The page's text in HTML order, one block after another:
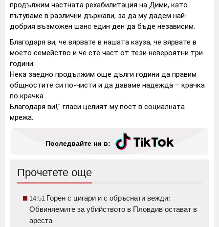
продължим частната рехабилитация на Дими, като
пътуваме в различни държави, за да му дадем най-
добрия възможен шанс един ден да бъде независим.
Благодаря ви, че вярвате в нашата кауза, че вярвате в
моето семейство и че сте част от тези невероятни три
години.
Нека заедно продължим още дълги години да правим
общностите си по-чисти и да даваме надежда – крачка
по крачка.
Благодаря ви!," гласи целият му пост в социалната
мрежа.
Последвайте ни в:
Прочетете още
14:51 Горен с цигари и с обръснати вежди:
Обвиняемите за убийството в Пловдив остават в
ареста